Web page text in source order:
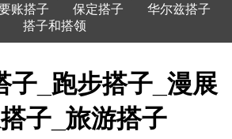
账搭子 保定搭子
华尔兹搭子
搭子和搭领
子_跑步搭子_漫展
子_旅游搭子